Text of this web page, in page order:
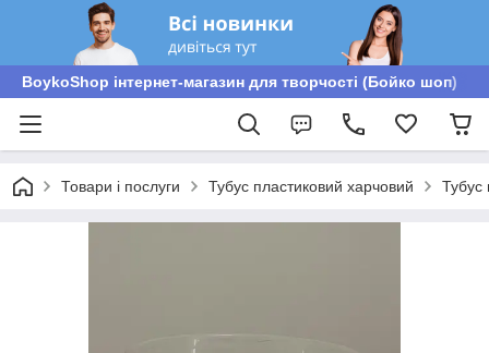
BoykoShop інтернет-магазин для творчості (Бойко шоп)
Товари і послуги Тубус пластиковий харчовий Тубус